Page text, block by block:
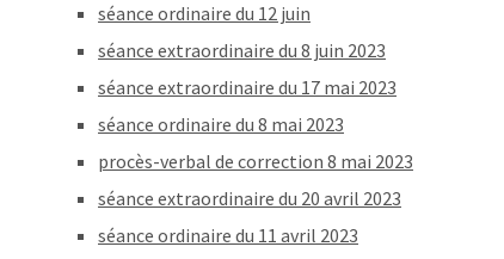
séance ordinaire du 12 juin
séance extraordinaire du 8 juin 2023
séance extraordinaire du 17 mai 2023
séance ordinaire du 8 mai 2023
procès-verbal de correction 8 mai 2023
séance extraordinaire du 20 avril 2023
séance ordinaire du 11 avril 2023